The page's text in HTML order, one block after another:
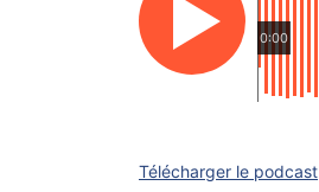
0:00
Télécharger le podcast